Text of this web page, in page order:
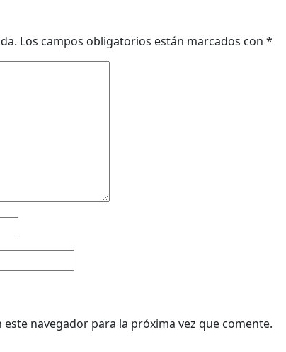
Los campos obligatorios están marcados con *
navegador para la próxima vez que comente.